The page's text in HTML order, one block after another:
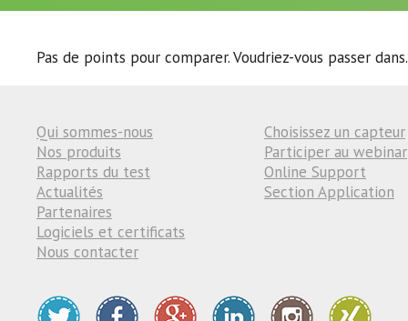
Pas de points pour comparer. Voudriez-vous passer
Qui sommes-nous
Nos produits
Rapports du test
Actualités
Partenaires
Logiciels et certificats
Nous contacter
Choisissez un capteur
Participer au webinar
Online Support
Section Application